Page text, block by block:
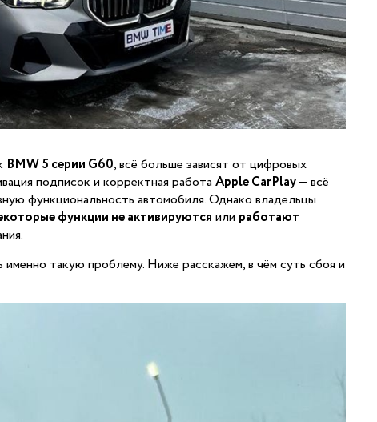
BMW 5 серии G60, всё больше зависят от цифровых
подписок и корректная работа Apple CarPlay— всё
функциональность автомобиля. Однако владельцы
функции не активируются или работают
именно такую проблему. Ниже расскажем, в чём суть сбоя и